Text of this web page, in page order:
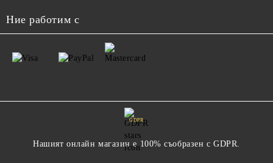
Ние работим с
GDPR
Нашият онлайн магазин е 100% съобразен с GDPR.